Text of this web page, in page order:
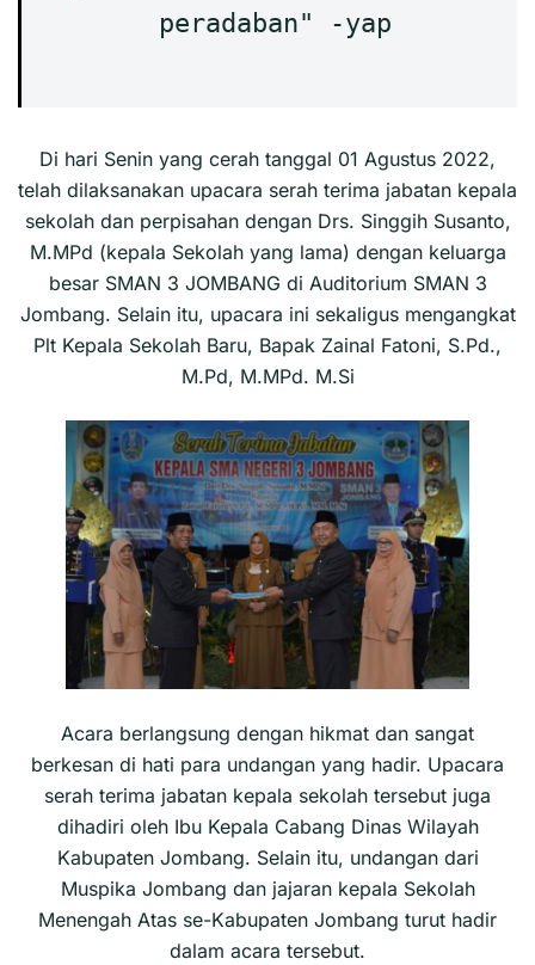
peradaban" -yap
Di hari Senin yang cerah tanggal 01 Agustus 2022,
telah dilaksanakan upacara serah terima jabatan kepala
sekolah dan perpisahan dengan Drs. Singgih Susanto,
M.MPd (kepala Sekolah yang lama) dengan keluarga
besar SMAN 3 JOMBANG di Auditorium SMAN 3
Jombang. Selain itu, upacara ini sekaligus mengangkat
Plt Kepala Sekolah Baru, Bapak Zainal Fatoni, S.Pd.,
M.Pd, M.MPd. M.Si
Acara berlangsung dengan hikmat dan sangat
berkesan di hati para undangan yang hadir. Upacara
serah terima jabatan kepala sekolah tersebut juga
dihadiri oleh Ibu Kepala Cabang Dinas Wilayah
Kabupaten Jombang. Selain itu, undangan dari
Muspika Jombang dan jajaran kepala Sekolah
Menengah Atas se-Kabupaten Jombang turut hadir
dalam acara tersebut.